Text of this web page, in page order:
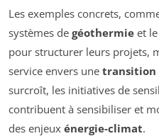
Les exemples concrets,
systèmes de géothermie et
pour structurer leurs projets,
service envers une transition
surcroît, les initiatives de
contribuent à sensibiliser et
des enjeux énergie-climat.